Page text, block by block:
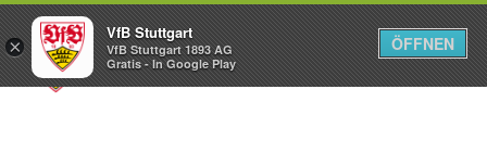
Menü
×
VfB Stuttgart
VfB Stuttgart 1893 AG
Gratis - In Google Play
ÖFFNEN